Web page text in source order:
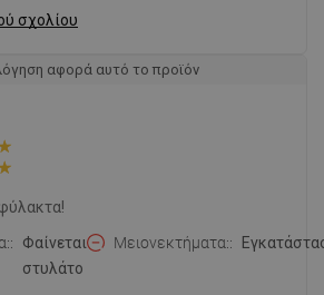
σχολίου
αφορά αυτό το προϊόν
Φαίνεται
στυλάτο
Μειονεκτήματα: